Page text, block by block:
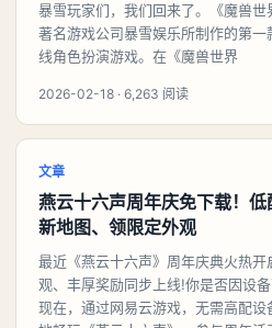
暴雪玩家们，我们回来了。《魔兽
著名游戏公司暴雪娱乐所制作的第
线角色扮演游戏。在《魔兽世界
2026-02-18 · 6,263 阅读
文章
燕云十六声周年庆免下载！
新地图、领限定外观
最近《燕云十六声》周年庆典火热
观、丰厚奖励同步上线!你是否因设
现在，通过网易云游戏，无需高配